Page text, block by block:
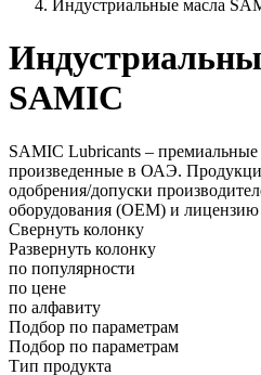
Индустриальные масла
SAMIC
SAMIC Lubricants –
произведенные в ОАЭ.
одобрения/допуски
оборудования (OEM) и
Свернуть колонку
Развернуть колонку
по популярности
по цене
по алфавиту
Подбор по параметрам
Подбор по параметрам
Тип продукта